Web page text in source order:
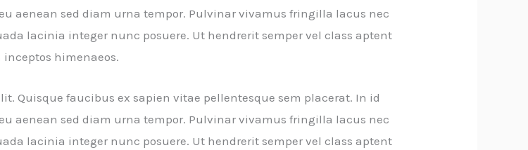
aenean sed diam urna tempor. Pulvinar vivamus fringilla lacus nec
lacinia integer nunc posuere. Ut hendrerit semper vel class aptent
himenaeos.
Quisque faucibus ex sapien vitae pellentesque sem placerat. In id
aenean sed diam urna tempor. Pulvinar vivamus fringilla lacus nec
lacinia integer nunc posuere. Ut hendrerit semper vel class aptent